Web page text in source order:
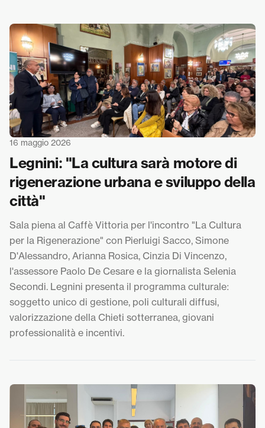
16 maggio 2026
Legnini: "La cultura sarà motore di
rigenerazione urbana e sviluppo della
città"
Sala piena al Caffè Vittoria per l'incontro "La Cultura
per la Rigenerazione" con Pierluigi Sacco, Simone
D'Alessandro, Arianna Rosica, Cinzia Di Vincenzo,
l'assessore Paolo De Cesare e la giornalista Selenia
Secondi. Legnini presenta il programma culturale:
soggetto unico di gestione, poli culturali diffusi,
valorizzazione della Chieti sotterranea, giovani
professionalità e incentivi.